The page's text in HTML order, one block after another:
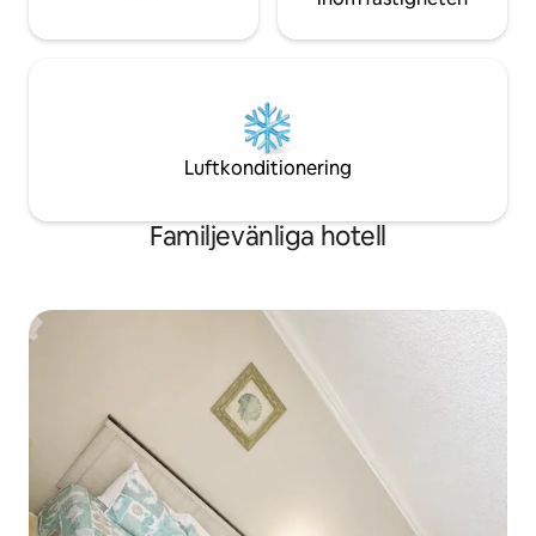
Luftkonditionering
Familjevänliga hotell